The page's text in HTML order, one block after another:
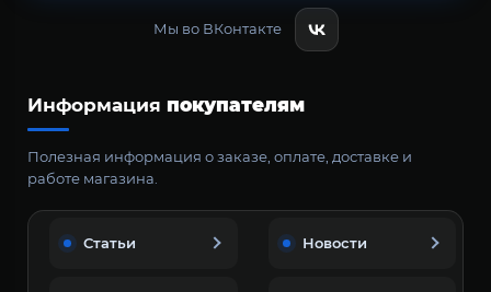
Мы во ВКонтакте
Информация покупателям
Полезная информация о заказе, оплате, доставке и
работе магазина.
Статьи Новости